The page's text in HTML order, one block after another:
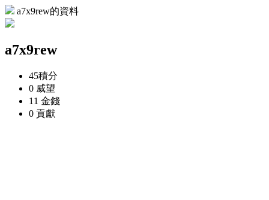
a7x9rew的資料
a7x9rew
45積分
0 威望
11 金錢
0 貢獻